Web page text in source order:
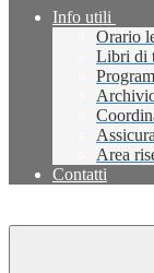
Info utili
Orario
Libri di
Area
Contatti